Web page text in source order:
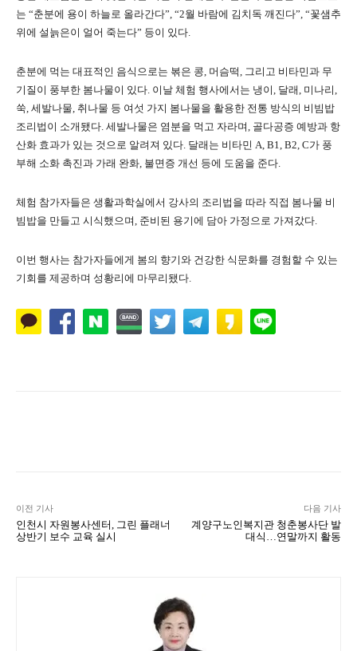
는 “춘분에 용이 하늘로 올라간다”, “2월 바람에 김치독 깨진다”, “꽃샘추
위에 설늙은이 얼어 죽는다” 등이 있다.
춘분에 먹는 대표적인 음식으로는 볶은 콩, 머슴떡, 그리고 비타민과 무
기질이 풍부한 봄나물이 있다. 이날 체험 행사에서는 냉이, 달래, 미나리,
쑥, 세발나물, 취나물 등 여섯 가지 봄나물을 활용한 전통 방식의 비빔밥
조리법이 소개됐다. 세발나물은 염분을 먹고 자라며, 골다공증 예방과 항
산화 효과가 있는 것으로 알려져 있다. 달래는 비타민 A, B1, B2, C가 풍
부해 소화 촉진과 가래 완화, 불면증 개선 등에 도움을 준다.
체험 참가자들은 생활과학실에서 강사의 조리법을 따라 직접 봄나물 비
빔밥을 만들고 시식했으며, 준비된 용기에 담아 가정으로 가져갔다.
이번 행사는 참가자들에게 봄의 향기와 건강한 식문화를 경험할 수 있는
기회를 제공하며 성황리에 마무리됐다.
이전 기사
인천시 자원봉사센터, 그린 플래너
상반기 보수 교육 실시
다음 기사
계양구노인복지관 청춘봉사단 발
대식…연말까지 활동